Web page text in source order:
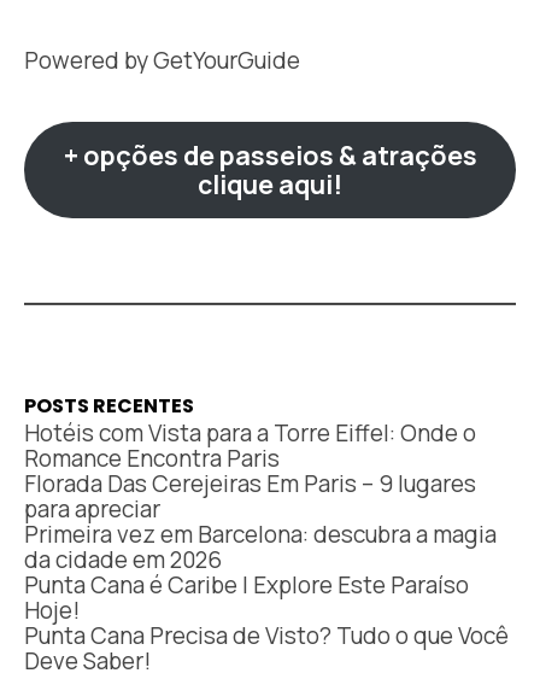
Powered byGetYourGuide
+ opções de passeios & atrações
clique aqui!
POSTS RECENTES
Hotéis com Vista para a Torre Eiffel: Onde o
Romance Encontra Paris
Florada Das Cerejeiras Em Paris – 9 lugares
para apreciar
Primeira vez em Barcelona: descubra a magia
da cidade em 2026
Punta Cana é Caribe | Explore Este Paraíso
Hoje!
Punta Cana Precisa de Visto? Tudo o que Você
Deve Saber!